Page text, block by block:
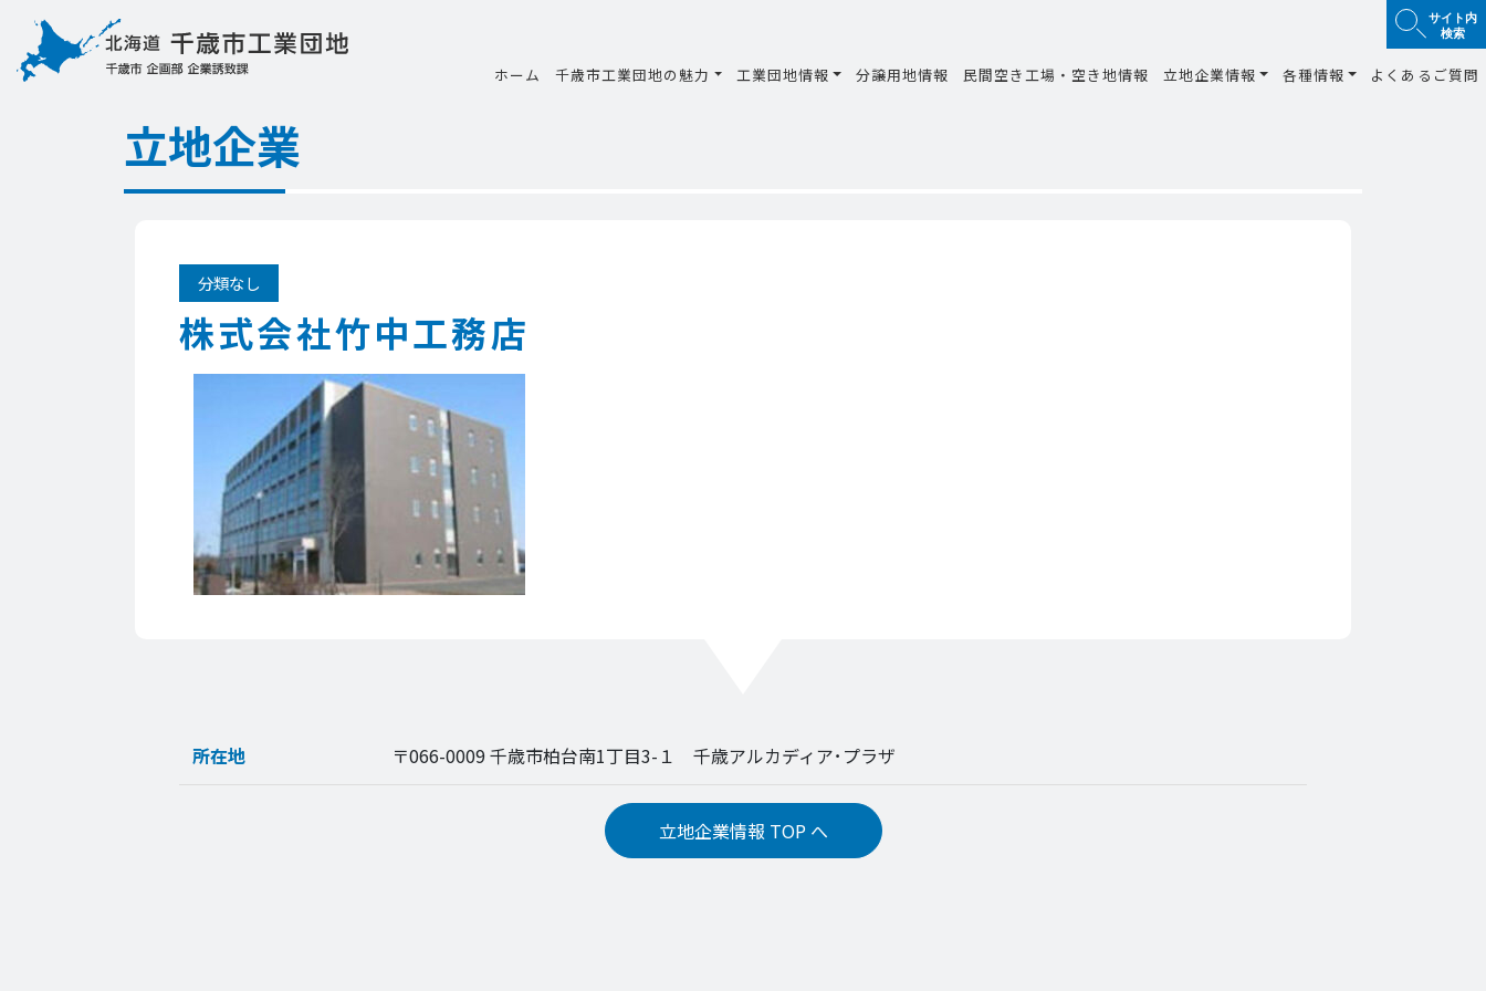
サイト内
検索
ホーム 千歳市工業団地の魅力 工業団地情報 分譲用地情報 民間空き工場・空き地情報 立地企業情報 各種情報 よくあるご質問
立地企業
分類なし
株式会社竹中工務店
所在地 〒066-0009 千歳市柏台南1丁目3-１ 千歳アルカディア･プラザ
立地企業情報 TOP へ